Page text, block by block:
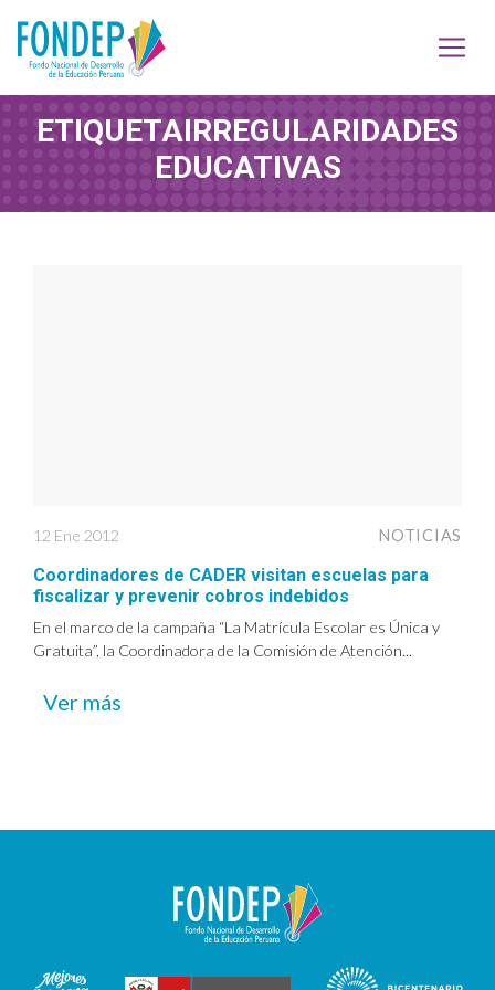
ETIQUETAIRREGULARIDADES
EDUCATIVAS
12 Ene 2012 NOTICIAS
Coordinadores de CADER visitan escuelas para
fiscalizar y prevenir cobros indebidos
En el marco de la campaña “La Matrícula Escolar es Única y
Gratuita”, la Coordinadora de la Comisión de Atención...
Ver más